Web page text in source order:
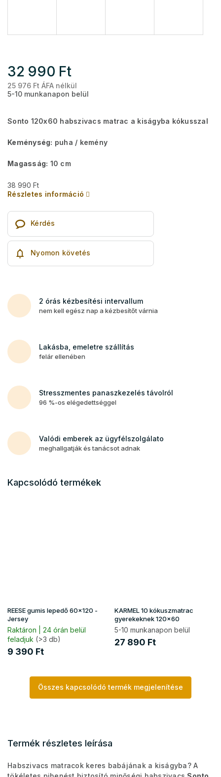
32 990 Ft
25 976 Ft ÁFA nélkül
5-10 munkanapon belül
Sonto 120x60 habszivacs matrac a kiságyba kókusszal
Keménység: puha / kemény
Magasság: 10 cm
38 990 Ft
Részletes információ
Kérdés
Nyomon követés
2 órás kézbesítési intervallum
nem kell egész nap a kézbesítőt várnia
Lakásba, emeletre szállítás
felár ellenében
Stresszmentes panaszkezelés távolról
96 %-os elégedettséggel
Valódi emberek az ügyfélszolgálato
meghallgatják és tanácsot adnak
Kapcsolódó termékek
REESE gumis lepedő 60x120 -
Jersey
Raktáron | 24 órán belül
feladjuk (>3 db)
9 390 Ft
KARMEL 10 kókuszmatrac
gyerekeknek 120x60
5-10 munkanapon belül
27 890 Ft
Összes kapcsolódó termék megjelenítése
Termék részletes leírása
Habszivacs matracok keres babájának a kiságyba? A